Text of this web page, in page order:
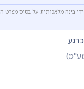
בינה מלאכותית על בסיס מפרט